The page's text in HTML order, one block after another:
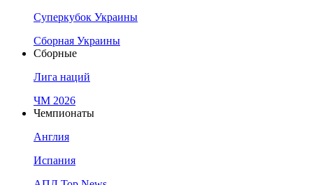
Суперкубок Украины
Сборная Украины
Сборные
Лига наций
ЧМ 2026
Чемпионаты
Англия
Испания